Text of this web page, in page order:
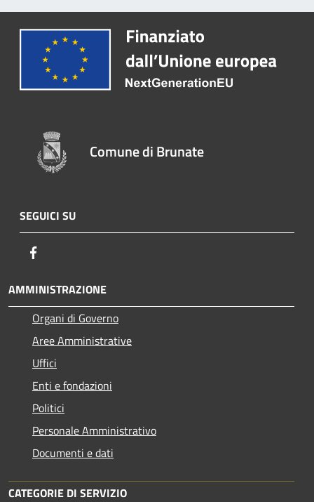
Comune di Brunate
SEGUICI SU
AMMINISTRAZIONE
Organi di Governo
Aree Amministrative
Uffici
Enti e fondazioni
Politici
Personale Amministrativo
Documenti e dati
CATEGORIE DI SERVIZIO